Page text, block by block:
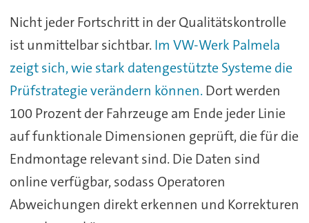
Nicht jeder Fortschritt in der Qualitätskontrolle
ist unmittelbar sichtbar. Im VW-Werk Palmela
zeigt sich, wie stark datengestützte Systeme die
Prüfstrategie verändern können. Dort werden
100 Prozent der Fahrzeuge am Ende jeder Linie
auf funktionale Dimensionen geprüft, die für die
Endmontage relevant sind. Die Daten sind
online verfügbar, sodass Operatoren
Abweichungen direkt erkennen und Korrekturen